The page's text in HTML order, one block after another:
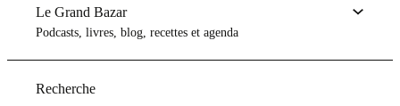
Le Grand Bazar
Podcasts, livres, blog, recettes et agenda
Recherche